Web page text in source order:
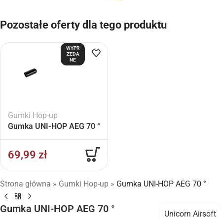
Pozostałe oferty dla tego produktu
WYPR
ZEDA
NE
Gumki Hop-up
Gumka UNI-HOP AEG 70 °
69,99 zł
Strona główna » Gumki Hop-up » Gumka UNI-HOP AEG 70 °
Gumka UNI-HOP AEG 70 ° Unicorn Airsoft